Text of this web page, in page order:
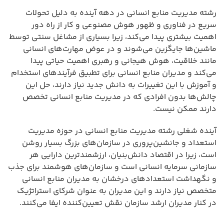
رشته مدیریت منابع انسانی در دهه آینده به دلیل تحولات
سریع در فناوری و ظهور هوش مصنوعی و کار از راه دور
اهمیت بیشتری پیدا می‌کند، زیرا بسیاری از مشاغل سنتی توسط
ماشین‌ها جایگزین می‌شوند و در عوض مهارت‌های انسانی
مانند خلاقیت، هوش هیجانی و رهبری اهمیت حیاتی پیدا
می‌کند و مدیران منابع انسانی برای تطبیق فرآیندهای استخدام
و آموزش با این تغییرات به دانش جدید نیاز دارند، حل این
چالش‌ها بدون افرادی که در مدیریت منابع انسانی تخصص
دارند ممکن نیست.
آینده شغلی رشته مدیریت منابع انسانی در حوزه مدیریت
استعداد و جانشین‌پروری در سازمان‌های بزرگ بسیار روشن
است، زیرا در اقتصاد دانش‌بنیان، ارزشمندترین دارایی هر
سازمانی سرمایه انسانی است و سازمان‌های هوشمند برای جذب
و نگهداشت استعدادهای درخشان به مدیران منابع انسانی
متخصص نیاز دارند و این مدیران به عنوان شرکای استراتژیک
در کنار مدیران ارشد سازمان نقش تعیین‌کننده ایفا می‌کنند.